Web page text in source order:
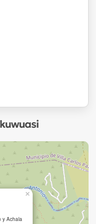
y Achala
×